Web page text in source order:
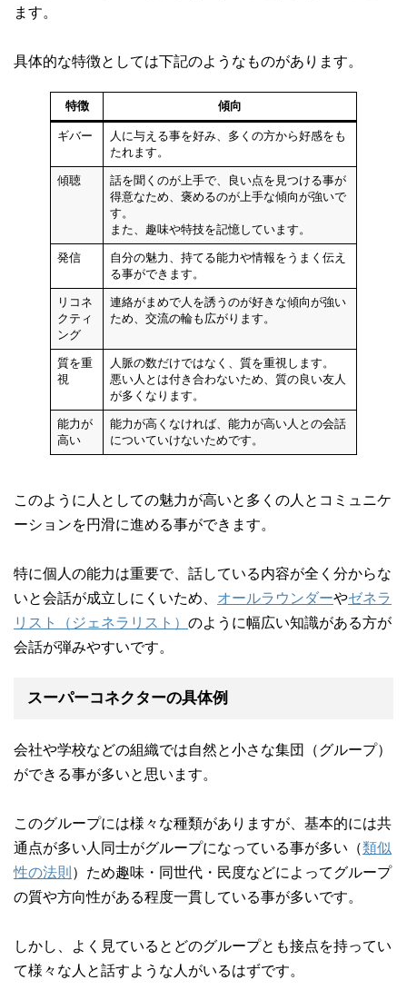
ます。
具体的な特徴としては下記のようなものがあります。
特徴 傾向
ギバー
人に与える事を好み、多くの方から好感をも
たれます。
傾聴
話を聞くのが上手で、良い点を見つける事が
得意なため、褒めるのが上手な傾向が強いで
す。
また、趣味や特技を記憶しています。
発信
自分の魅力、持てる能力や情報をうまく伝え
る事ができます。
リコネ
クティ
ング
連絡がまめで人を誘うのが好きな傾向が強い
ため、交流の輪も広がります。
質を重
視
人脈の数だけではなく、質を重視します。
悪い人とは付き合わないため、質の良い友人
が多くなります。
能力が
高い
能力が高くなければ、能力が高い人との会話
についていけないためです。
このように人としての魅力が高いと多くの人とコミュニケ
ーションを円滑に進める事ができます。
特に個人の能力は重要で、話している内容が全く分からな
いと会話が成立しにくいため、 オールラウンダーやゼネラ
リスト（ジェネラリスト） のように幅広い知識がある方が
会話が弾みやすいです。
スーパーコネクターの具体例
会社や学校などの組織では自然と小さな集団（グループ）
ができる事が多いと思います。
このグループには様々な種類がありますが、基本的には共
通点が多い人同士がグループになっている事が多い（類似
性の法則 ）ため趣味・同世代・民度などによってグループ
の質や方向性がある程度一貫している事が多いです。
しかし、よく見ているとどのグループとも接点を持ってい
て様々な人と話すような人がいるはずです。